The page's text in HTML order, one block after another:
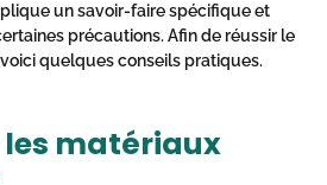
un savoir-faire spécifique et
précautions. Afin de réussir le
quelques conseils pratiques.
les matériaux